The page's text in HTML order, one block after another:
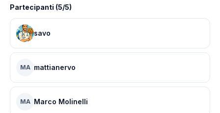
Partecipanti (5/5)
savo
MA mattianervo
MA Marco Molinelli